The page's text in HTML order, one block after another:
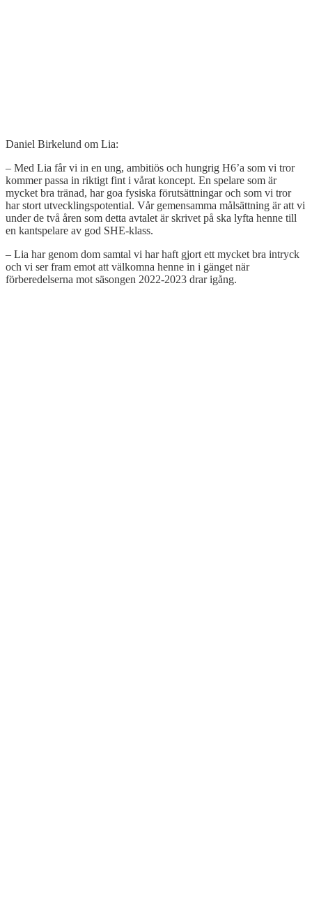
Daniel Birkelund om Lia:
– Med Lia får vi in en ung, ambitiös och hungrig H6’a som vi tror
kommer passa in riktigt fint i vårat koncept. En spelare som är
mycket bra tränad, har goa fysiska förutsättningar och som vi tror
har stort utvecklingspotential. Vår gemensamma målsättning är att vi
under de två åren som detta avtalet är skrivet på ska lyfta henne till
en kantspelare av god SHE-klass.
– Lia har genom dom samtal vi har haft gjort ett mycket bra intryck
och vi ser fram emot att välkomna henne in i gänget när
förberedelserna mot säsongen 2022-2023 drar igång.